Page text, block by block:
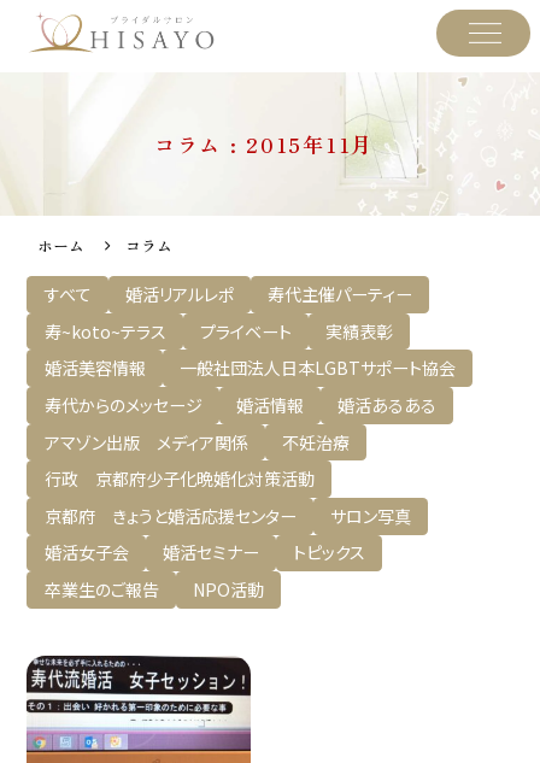
コラム : 2015年11月
ホーム コラム
すべて 婚活リアルレポ
寿代主催パーティー
寿~koto~テラス
プライベート
実績表彰
婚活美容情報
一般社団法人日本LGBTサポート協会
寿代からのメッセージ
婚活情報
婚活あるある
アマゾン出版 メディア関係
不妊治療
行政 京都府少子化晩婚化対策活動
京都府 きょうと婚活応援センター
サロン写真
婚活女子会
婚活セミナー
トピックス
卒業生のご報告
NPO活動